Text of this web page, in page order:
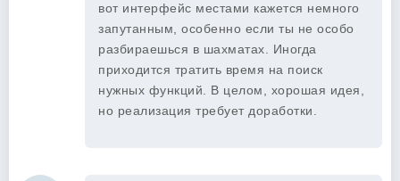
вот интерфейс местами кажется немного
запутанным, особенно если ты не особо
разбираешься в шахматах. Иногда
приходится тратить время на поиск
нужных функций. В целом, хорошая идея,
но реализация требует доработки.